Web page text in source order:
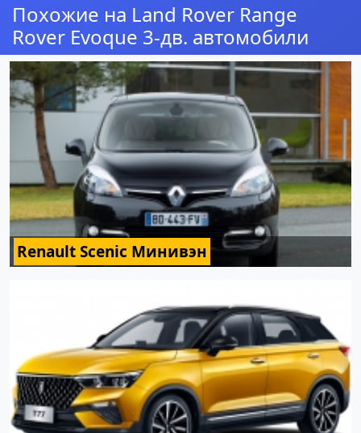
Похожие на Land Rover Range
Rover Evoque 3-дв. автомобили
Renault Scenic Минивэн